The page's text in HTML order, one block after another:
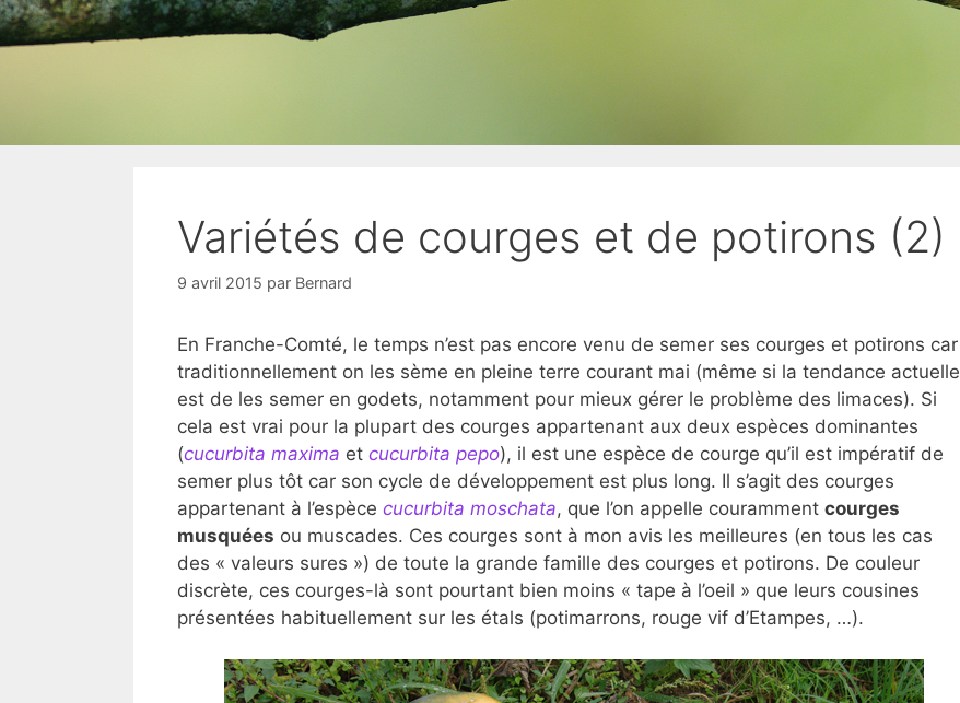
Variétés de courges et de potirons (2)
9 avril 2015 par Bernard
En Franche-Comté, le temps n’est pas encore venu de semer ses courges et potirons car
traditionnellement on les sème en pleine terre courant mai (même si la tendance actuelle
est de les semer en godets, notamment pour mieux gérer le problème des limaces). Si
cela est vrai pour la plupart des courges appartenant aux deux espèces dominantes
(cucurbita maxima et cucurbita pepo), il est une espèce de courge qu’il est impératif de
semer plus tôt car son cycle de développement est plus long. Il s’agit des courges
appartenant à l’espèce cucurbita moschata, que l’on appelle couramment courges
musquées ou muscades. Ces courges sont à mon avis les meilleures (en tous les cas
des « valeurs sures ») de toute la grande famille des courges et potirons. De couleur
discrète, ces courges-là sont pourtant bien moins « tape à l’oeil » que leurs cousines
présentées habituellement sur les étals (potimarrons, rouge vif d’Etampes, …).